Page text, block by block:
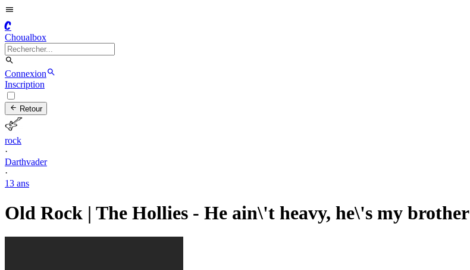
C
Choualbox
Connexion
Inscription
Retour
rock
·
Darthvader
·
13 ans
Old Rock | The Hollies - He ain\'t heavy, he\'s my brother